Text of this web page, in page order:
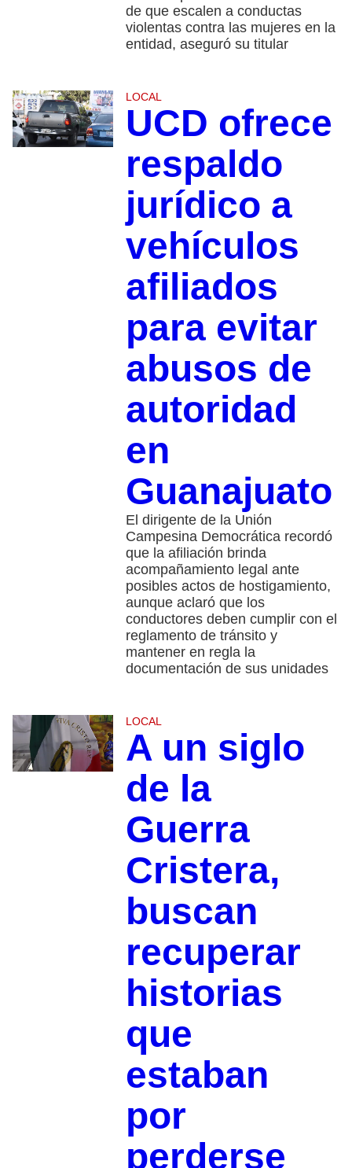
de que escalen a conductas
violentas contra las mujeres en la
entidad, aseguró su titular
LOCAL
UCD ofrece
respaldo
jurídico a
vehículos
afiliados
para evitar
abusos de
autoridad
en
Guanajuato
El dirigente de la Unión
Campesina Democrática recordó
que la afiliación brinda
acompañamiento legal ante
posibles actos de hostigamiento,
aunque aclaró que los
conductores deben cumplir con el
reglamento de tránsito y
mantener en regla la
documentación de sus unidades
LOCAL
A un siglo
de la
Guerra
Cristera,
buscan
recuperar
historias
que
estaban
por
perderse